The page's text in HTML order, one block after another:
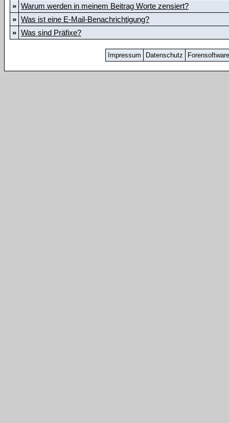
» Warum werden in meinem Beitrag Worte zensiert?
» Was ist eine E-Mail-Benachrichtigung?
» Was sind Präfixe?
Impressum Datenschutz